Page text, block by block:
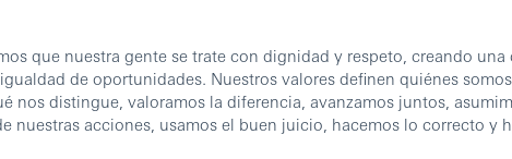
que nuestra gente se trate con dignidad y respeto, creando
de oportunidades. Nuestros valores definen quiénes
nos distingue, valoramos la diferencia, avanzamos juntos,
nuestras acciones, usamos el buen juicio, hacemos lo correcto y